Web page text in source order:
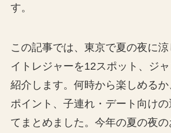
す。
この記事では、東京で夏の夜に
イトレジャーを12スポット、ジ
紹介します。何時から楽しめる
ポイント、子連れ・デート向け
てまとめました。今年の夏の夜